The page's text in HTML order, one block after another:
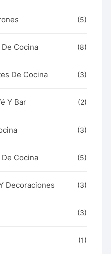
(5)
Cocina (8)
De Cocina (3)
Y Bar (2)
(3)
De Cocina (5)
Decoraciones (3)
(3)
(1)